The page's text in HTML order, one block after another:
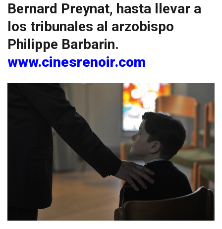
Bernard Preynat, hasta llevar a
los tribunales al arzobispo
Philippe Barbarin.
www.cinesrenoir.com